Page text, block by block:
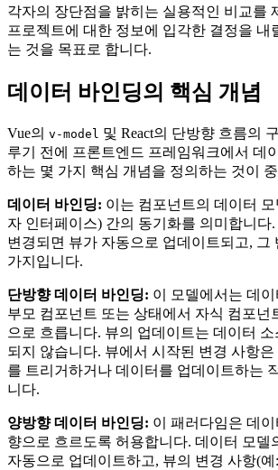
각자의 장단점을 밝히는 실용적인 비교를
프로젝트에 대한 정보에 입각한 결정을 내
는 것을 목표로 합니다.
데이터 바인딩의 핵심 개념
Vue의 v-model 및 React의 단방향 흐름의
루기 전에 프론트엔드 프레임워크에서 데
하는 몇 가지 핵심 개념을 정의하는 것이
데이터 바인딩: 이는 컴포넌트의 데이터
자 인터페이스) 간의 동기화를 의미합니다
변경되면 뷰가 자동으로 업데이트되고, 그
가지입니다.
단방향 데이터 바인딩: 이 모델에서는 데
부모 컴포넌트 또는 상태에서 자식 컴포넌
으로 흐릅니다. 뷰의 업데이트는 데이터
되지 않습니다. 뷰에서 시작된 변경 사항
를 트리거하거나 데이터를 업데이트하는
니다.
양방향 데이터 바인딩: 이 패러다임은 데
향으로 흐르도록 허용합니다. 데이터 모델
자동으로 업데이트하고, 뷰의 변경 사항(